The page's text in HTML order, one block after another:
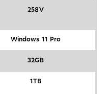
258V
Windows 11 Pro
32GB
1TB